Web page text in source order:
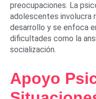
preocupaciones. La
adolescentes involucra
desarrollo y se enfoca
dificultades como la
socialización.
Apoyo